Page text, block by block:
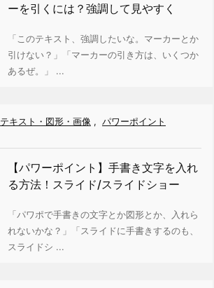
ーを引くには？強調して見やすく
「このテキスト、強調したいな。マーカーとか
引けない？」
「マーカーの引き方は、いくつか
あるぜ。」 ...
テキスト・図形・画像 , パワーポイント
【パワーポイント】手書き文字を入れ
る方法！スライド/スライドショー
「パワポで手書きの文字とか図形とか、入れら
れないかな？」
「スライドに手書きするのも、
スライドシ ...